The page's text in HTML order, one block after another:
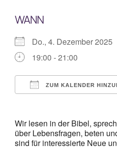
WANN
Do., 4. Dezember 2025
19:00 - 21:00
ZUM KALENDER
Wir lesen in der Bibel,
über Lebensfragen, beten
sind für interessierte Neue